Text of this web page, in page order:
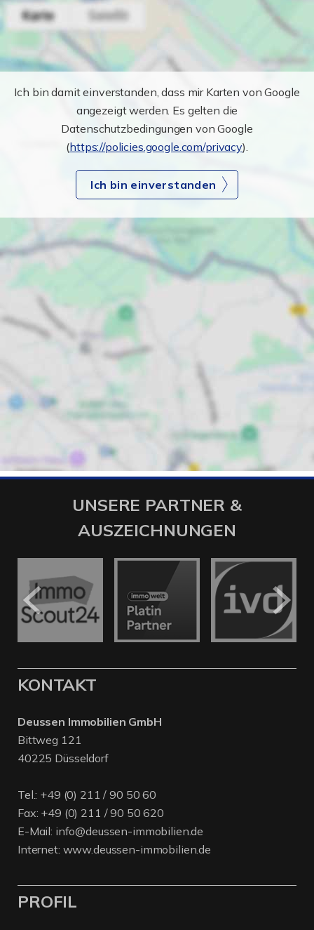
Ich bin damit einverstanden, dass mir Karten von Google
angezeigt werden. Es gelten die
Datenschutzbedingungen von Google
(https://policies.google.com/privacy).
Ich bin einverstanden
UNSERE PARTNER &
AUSZEICHNUNGEN
KONTAKT
Deussen Immobilien GmbH
Bittweg 121
40225 Düsseldorf
Tel.: +49 (0) 211 / 90 50 60
Fax: +49 (0) 211 / 90 50 620
E-Mail: info@deussen-immobilien.de
Internet: www.deussen-immobilien.de
PROFIL